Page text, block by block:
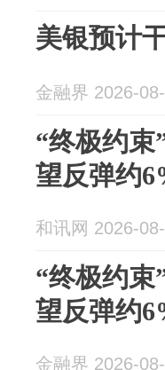
美银预计
金融界 2026-
“终极约束
望反弹约
和讯网 2026-
“终极约束
望反弹约
金融界 2026-